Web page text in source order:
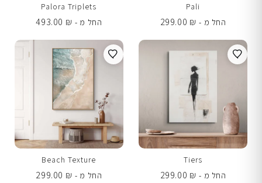
Pali
החל מ -
299.00 ₪
Palora Triplets
החל מ -
493.00 ₪
Tiers
החל מ -
299.00 ₪
Beach Texture
החל מ -
299.00 ₪